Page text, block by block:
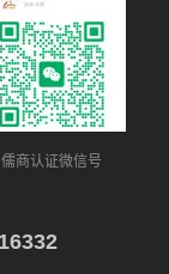
儒商认证微信号